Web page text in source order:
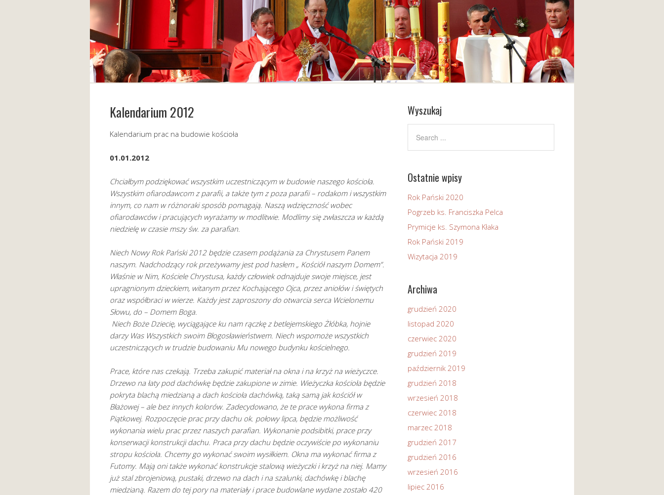
Kalendarium 2012
Kalendarium prac na budowie kościoła
01.01.2012
Chciałbym podziękować wszystkim uczestniczącym w budowie naszego kościoła.
Wszystkim ofiarodawcom z parafii, a także tym z poza parafii – rodakom i wszystkim
innym, co nam w różnoraki sposób pomagają. Naszą wdzięczność wobec
ofiarodawców i pracujących wyrażamy w modlitwie. Modlimy się zwłaszcza w każdą
niedzielę w czasie mszy św. za parafian.
Niech Nowy Rok Pański 2012 będzie czasem podążania za Chrystusem Panem
naszym. Nadchodzący rok przeżywamy jest pod hasłem „ Kościół naszym Domem”.
Właśnie w Nim, Kościele Chrystusa, każdy człowiek odnajduje swoje miejsce, jest
upragnionym dzieckiem, witanym przez Kochającego Ojca, przez aniołów i świętych
oraz współbraci w wierze. Każdy jest zaproszony do otwarcia serca Wcielonemu
Słowu, do – Domem Boga.
Niech Boże Dziecię, wyciągające ku nam rączkę z betlejemskiego Żłóbka, hojnie
darzy Was Wszystkich swoim Błogosławieństwem. Niech wspomoże wszystkich
uczestniczących w trudzie budowaniu Mu nowego budynku kościelnego.
Prace, które nas czekają. Trzeba zakupić materiał na okna i na krzyż na wieżyczce.
Drzewo na łaty pod dachówkę będzie zakupione w zimie. Wieżyczka kościoła będzie
pokryta blachą miedzianą a dach kościoła dachówką, taką samą jak kościół w
Błażowej – ale bez innych kolorów. Zadecydowano, że te prace wykona firma z
Piątkowej. Rozpoczęcie prac przy dachu ok. połowy lipca, będzie możliwość
wykonania wielu prac przez naszych parafian. Wykonanie podsibitki, prace przy
konserwacji konstrukcji dachu. Praca przy dachu będzie oczywiście po wykonaniu
stropu kościoła. Chcemy go wykonać swoim wysiłkiem. Okna ma wykonać firma z
Futomy. Mają oni także wykonać konstrukcje stalową wieżyczki i krzyż na niej. Mamy
już stal zbrojeniową, pustaki, drzewo na dach i na szalunki, dachówkę i blachę
miedzianą. Razem do tej pory na materiały i prace budowlane wydane zostało 420
Wyszukaj
Ostatnie wpisy
Rok Pański 2020
Pogrzeb ks. Franciszka Pelca
Prymicje ks. Szymona Kłaka
Rok Pański 2019
Wizytacja 2019
Archiwa
grudzień 2020
listopad 2020
czerwiec 2020
grudzień 2019
październik 2019
grudzień 2018
wrzesień 2018
czerwiec 2018
marzec 2018
grudzień 2017
grudzień 2016
wrzesień 2016
lipiec 2016